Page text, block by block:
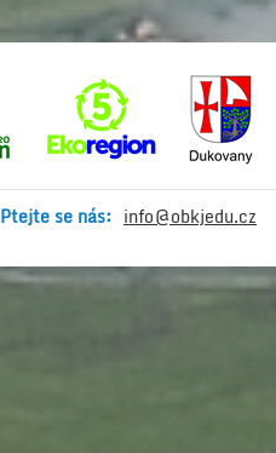
Ptejte se nás: info@obkjedu.cz